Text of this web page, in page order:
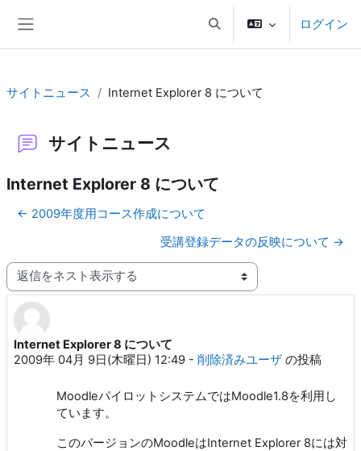
検索入力に切り替えるログイン
サイトニュース Internet Explorer 8 について
サイトニュース
Internet Explorer 8 について
← 2009年度用コース作成について
受講登録データの反映について →
表示モード
Internet Explorer 8 について
2009年 04月 9日(木曜日) 12:49 - 削除済みユーザ の投稿
返信数: 0
MoodleパイロットシステムではMoodle1.8を利用し
ています。
このバージョンのMoodleはInternet Explorer 8には対